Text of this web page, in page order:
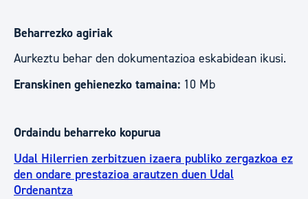
Beharrezko agiriak
Aurkeztu behar den dokumentazioa eskabidean ikusi.
Eranskinen gehienezko tamaina: 10 Mb
Ordaindu beharreko kopurua
Udal Hilerrien zerbitzuen izaera publiko zergazkoa ez
den ondare prestazioa arautzen duen Udal
Ordenantza